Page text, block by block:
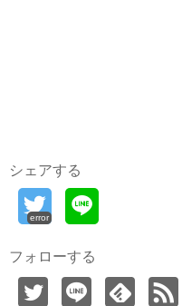
シェアする
error
フォローする